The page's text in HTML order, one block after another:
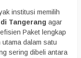
institusi memilih
Tangerang agar
Paket lengkap
dalam satu
sering dibeli antara